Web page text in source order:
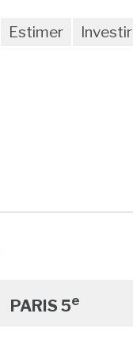
Estimer Investir
PARIS 5e